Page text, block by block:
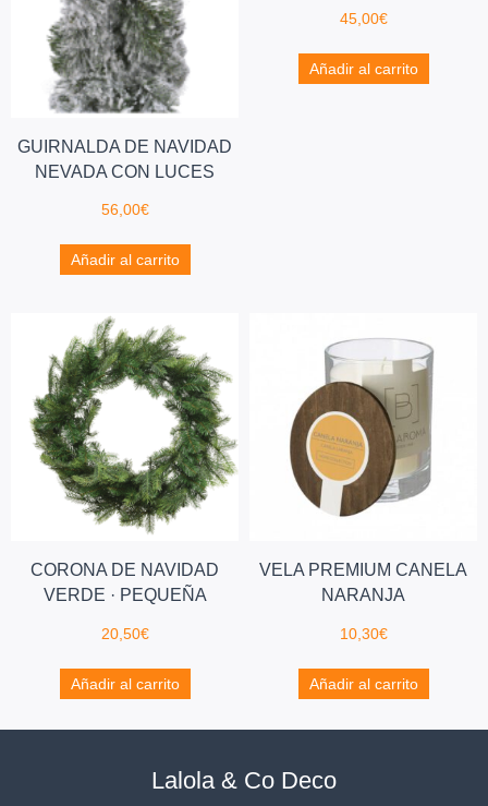
GUIRNALDA DE NAVIDAD
NEVADA CON LUCES
56,00€
Añadir al carrito
45,00€
Añadir al carrito
CORONA DE NAVIDAD
VERDE · PEQUEÑA
20,50€
Añadir al carrito
VELA PREMIUM CANELA
NARANJA
10,30€
Añadir al carrito
Lalola & Co Deco